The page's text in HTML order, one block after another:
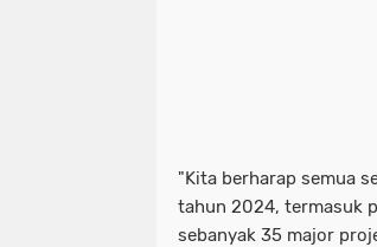
"Kita berharap semua
tahun 2024, termasuk
sebanyak 35 major